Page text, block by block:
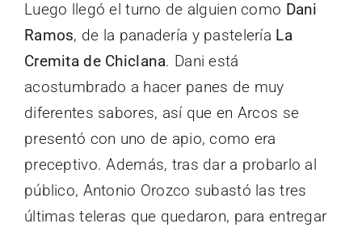
Luego llegó el turno de alguien como Dani
Ramos, de la panadería y pastelería La
Cremita de Chiclana. Dani está
acostumbrado a hacer panes de muy
diferentes sabores, así que en Arcos se
presentó con uno de apio, como era
preceptivo. Además, tras dar a probarlo al
público, Antonio Orozco subastó las tres
últimas teleras que quedaron, para entregar